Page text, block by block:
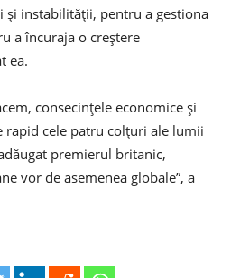
instabilităţii, pentru a gestiona
a încuraja o creştere
ea.
consecinţele economice şi
cele patru colţuri ale lumii
premierul britanic,
vor de asemenea globale”, a